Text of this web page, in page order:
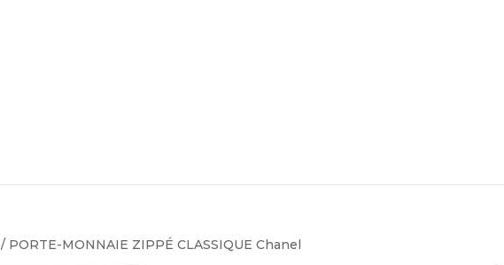
/ PORTE-MONNAIE ZIPPÉ CLASSIQUE Chanel